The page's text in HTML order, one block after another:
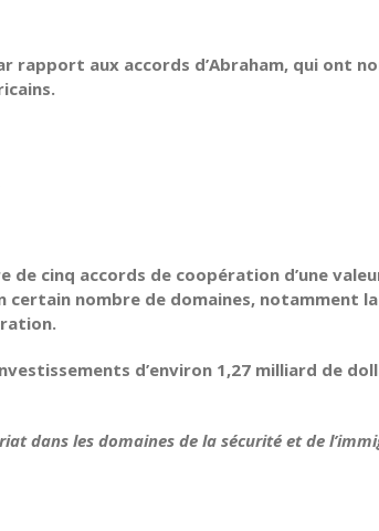
rapport aux accords d’Abraham, qui ont
de cinq accords de coopération d’une
certain nombre de domaines, notamment la
d’environ 1,27 milliard de
dans les domaines de la sécurité et de